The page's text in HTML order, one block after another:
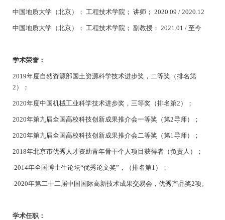
中国地质大学（北京）； 工程技术学院； 讲师； 2020.09 / 2020.12
中国地质大学（北京）； 工程技术学院； 副教授； 2021.01 / 至今
学术荣誉 ：
2019年度自然资源部国土资源科学技术进步奖，二等奖（排名第
2）；
2020年度中国机械工业科学技术进步奖，三等奖（排名第2）；
2020年第九届全国高校科技创新成果推介会一等奖（第2导师）；
2020年第九届全国高校科技创新成果推介会二等奖（第1导师）；
2018年北京市优秀人才资助青年骨干个人项目获得者（负责人）；
2014年全国博士生论坛“优秀论文奖”，（排名第1）；
2020年第二十二届中国国际高新技术成果交易会，优秀产品奖2项。
学术任职 ：